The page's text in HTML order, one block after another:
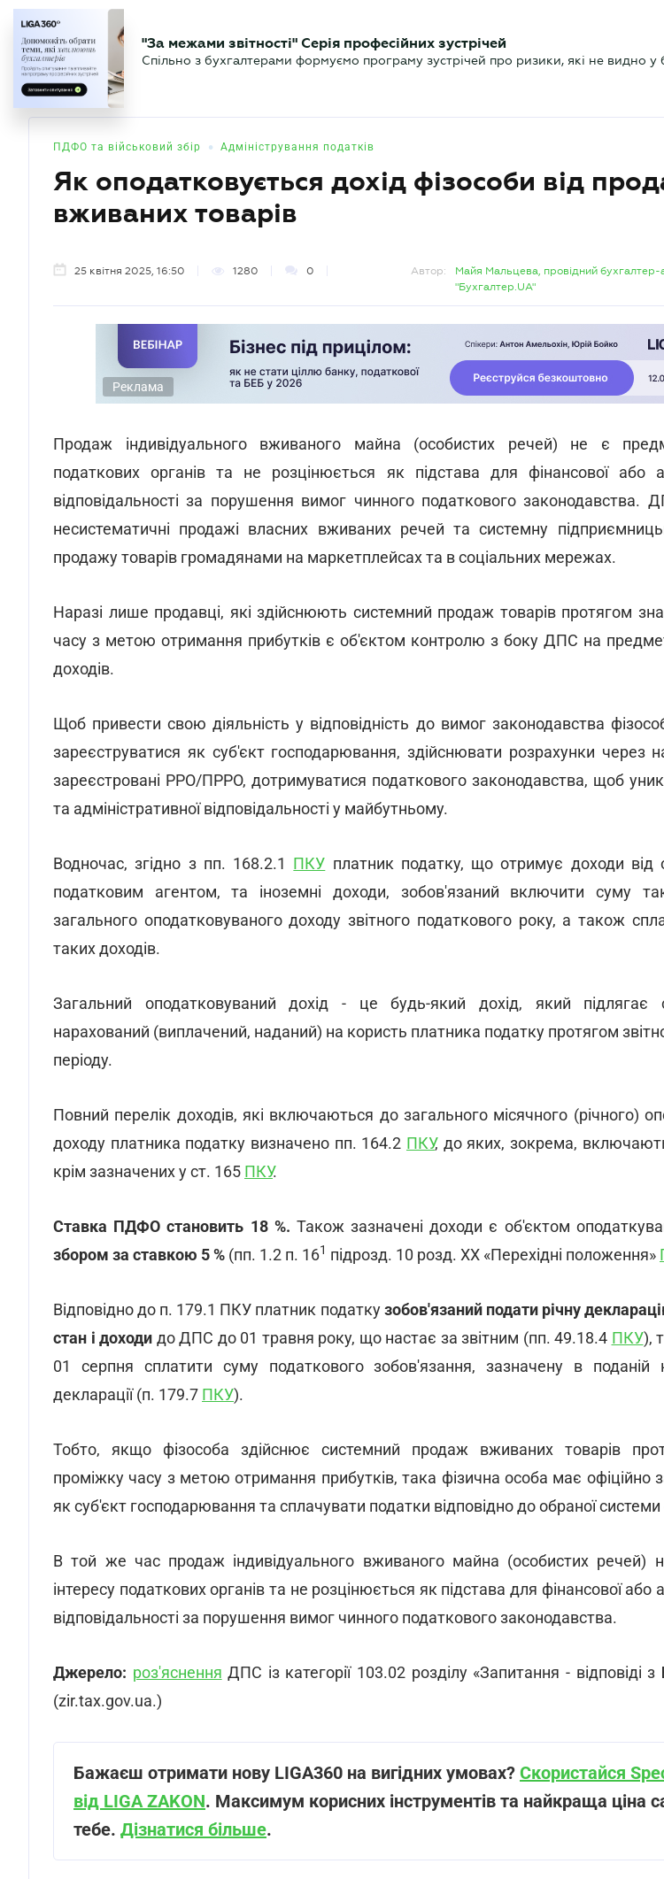
БУХГАЛТЕР Новини Аналітика Календар Актуально
"За межами звітності" Серія професійних зустрічей
Спільно з бухгалтерами формуємо програму зустрічей про ризики, які не видно у
ПДФО та військовий збір • Адміністрування податків
Як оподатковується дохід фізособи від
вживаних товарів
25 квітня 2025, 16:50 1280 0 Автор:
Майя Мальцева, провідний бухгалтер-
"Бухгалтер.UA"
Реклама
Продаж індивідуального вживаного майна (особистих речей) не є
податкових органів та не розцінюється як підстава для фінансової або
відповідальності за порушення вимог чинного податкового законодавства.
несистематичні продажі власних вживаних речей та системну
продажу товарів громадянами на маркетплейсах та в соціальних мережах.
Наразі лише продавці, які здійснюють системний продаж товарів протягом
часу з метою отримання прибутків є об'єктом контролю з боку ДПС на
доходів.
Щоб привести свою діяльність у відповідність до вимог законодавства
зареєструватися як суб'єкт господарювання, здійснювати розрахунки через
зареєстровані РРО/ПРРО, дотримуватися податкового законодавства, щоб
та адміністративної відповідальності у майбутньому.
Водночас, згідно з пп. 168.2.1 ПКУ платник податку, що отримує доходи від
податковим агентом, та іноземні доходи, зобов'язаний включити суму
загального оподатковуваного доходу звітного податкового року, а також
таких доходів.
Загальний оподатковуваний дохід - це будь-який дохід, який підлягає
нарахований (виплачений, наданий) на користь платника податку протягом
періоду.
Повний перелік доходів, які включаються до загального місячного (річного)
доходу платника податку визначено пп. 164.2 ПКУ, до яких, зокрема,
крім зазначених у ст. 165 ПКУ.
Ставка ПДФО становить 18 %. Також зазначені доходи є об'єктом
збором за ставкою 5 % (пп. 1.2 п. 161 підрозд. 10 розд. XX «Перехідні положення»
Відповідно до п. 179.1 ПКУ платник податкузобов'язаний подати річну
стан і доходи до ДПС до 01 травня року, що настає за звітним (пп. 49.18.4 ПКУ),
01 серпня сплатити суму податкового зобов'язання, зазначену в поданій
декларації (п. 179.7 ПКУ).
Тобто, якщо фізособа здійснює системний продаж вживаних товарів
проміжку часу з метою отримання прибутків, така фізична особа має офіційно
як суб'єкт господарювання та сплачувати податки відповідно до обраної
В той же час продаж індивідуального вживаного майна (особистих речей)
інтересу податкових органів та не розцінюється як підстава для фінансової або
відповідальності за порушення вимог чинного податкового законодавства.
Джерело: роз'яснення ДПС із категорії 103.02 розділу «Запитання - відповіді
(zir.tax.gov.ua.)
Бажаєш отримати нову LIGA360 на вигідних умовах? Скористайся
від LIGA ZAKON. Максимум корисних інструментів та найкраща ціна
тебе. Дізнатися більше.